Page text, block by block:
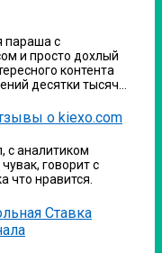
параша с
и просто дохлый
контента
десятки тысяч…
о kiexo.com
с аналитиком
говорит с
что нравится.
Ставка